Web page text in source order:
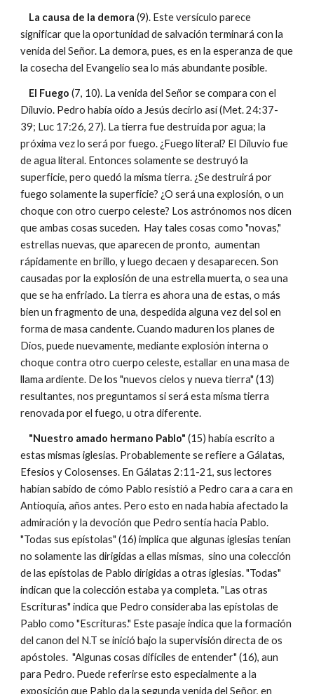
La causa de la demora (9). Este versículo parece
significar que la oportunidad de salvación terminará con la
venida del Señor. La demora, pues, es en la esperanza de que
la cosecha del Evangelio sea lo más abundante posible.
El Fuego (7, 10). La venida del Señor se compara con el
Diluvio. Pedro había oído a Jesús decirlo así (Met. 24:37-
39; Luc 17:26, 27). La tierra fue destruida por agua; la
próxima vez lo será por fuego. ¿Fuego literal? El Diluvio fue
de agua literal. Entonces solamente se destruyó la
superficie, pero quedó la misma tierra. ¿Se destruirá por
fuego solamente la superficie? ¿O será una explosión, o un
choque con otro cuerpo celeste? Los astrónomos nos dicen
que ambas cosas suceden. Hay tales cosas como "novas,"
estrellas nuevas, que aparecen de pronto, aumentan
rápidamente en brillo, y luego decaen y desaparecen. Son
causadas por la explosión de una estrella muerta, o sea una
que se ha enfriado. La tierra es ahora una de estas, o más
bien un fragmento de una, despedida alguna vez del sol en
forma de masa candente. Cuando maduren los planes de
Dios, puede nuevamente, mediante explosión interna o
choque contra otro cuerpo celeste, estallar en una masa de
llama ardiente. De los "nuevos cielos y nueva tierra" (13)
resultantes, nos preguntamos si será esta misma tierra
renovada por el fuego, u otra diferente.
"Nuestro amado hermano Pablo" (15) había escrito a
estas mismas iglesias. Probablemente se refiere a Gálatas,
Efesios y Colosenses. En Gálatas 2:11-21, sus lectores
habían sabido de cómo Pablo resistió a Pedro cara a cara en
Antioquía, años antes. Pero esto en nada había afectado la
admiración y la devoción que Pedro sentía hacia Pablo.
"Todas sus epístolas" (16) implica que algunas iglesias tenían
no solamente las dirigidas a ellas mismas, sino una colección
de las epístolas de Pablo dirigidas a otras iglesias. "Todas"
indican que la colección estaba ya completa. "Las otras
Escrituras" indica que Pedro consideraba las epístolas de
Pablo como "Escrituras." Este pasaje indica que la formación
del canon del N.T se inició bajo la supervisión directa de os
apóstoles. "Algunas cosas difíciles de entender" (16), aun
para Pedro. Puede referirse esto especialmente a la
exposición que Pablo da la segunda venida del Señor, en